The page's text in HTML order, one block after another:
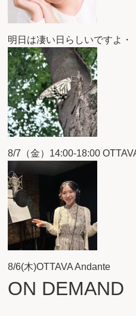
明日は凄い日らしいですよ・
8/7（金）14:00-18:00
8/6(木)OTTAVA Andante
ON DEMAND